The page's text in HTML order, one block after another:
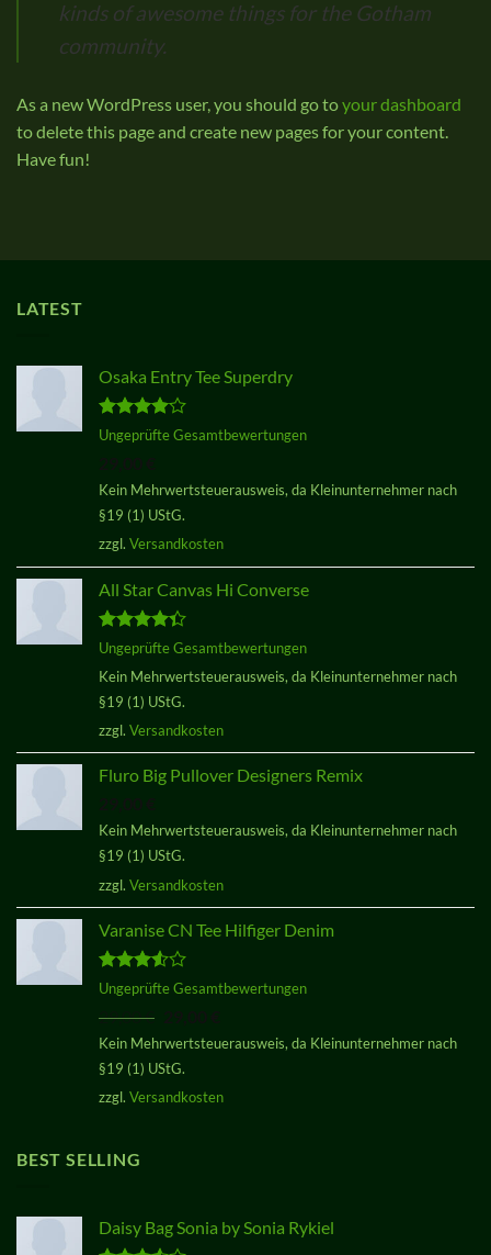
kinds of awesome things for the Gotham
community.
As a new WordPress user, you should go toyour dashboard
to delete this page and create new pages for your content.
Have fun!
LATEST
Osaka Entry Tee Superdry
Bewertet
Ungeprüfte Gesamtbewertungen
Kein Mehrwertsteuerausweis, da Kleinunternehmer nach
§19 (1) UStG.
zzgl. Versandkosten
All Star Canvas Hi Converse
Bewertet
mit 4.33
von 5
Ungeprüfte Gesamtbewertungen
Kein Mehrwertsteuerausweis, da Kleinunternehmer nach
§19 (1) UStG.
zzgl. Versandkosten
Fluro Big Pullover Designers Remix
Kein Mehrwertsteuerausweis, da Kleinunternehmer nach
§19 (1) UStG.
zzgl. Versandkosten
Varanise CN Tee Hilfiger Denim
Bewertet
von 5
Ungeprüfte Gesamtbewertungen
29,00€
Preis
war:
Preis
Kein Mehrwertsteuerausweis, da Kleinunternehmer nach
§19 (1) UStG.
zzgl. Versandkosten
BEST SELLING
Daisy Bag Sonia by Sonia Rykiel